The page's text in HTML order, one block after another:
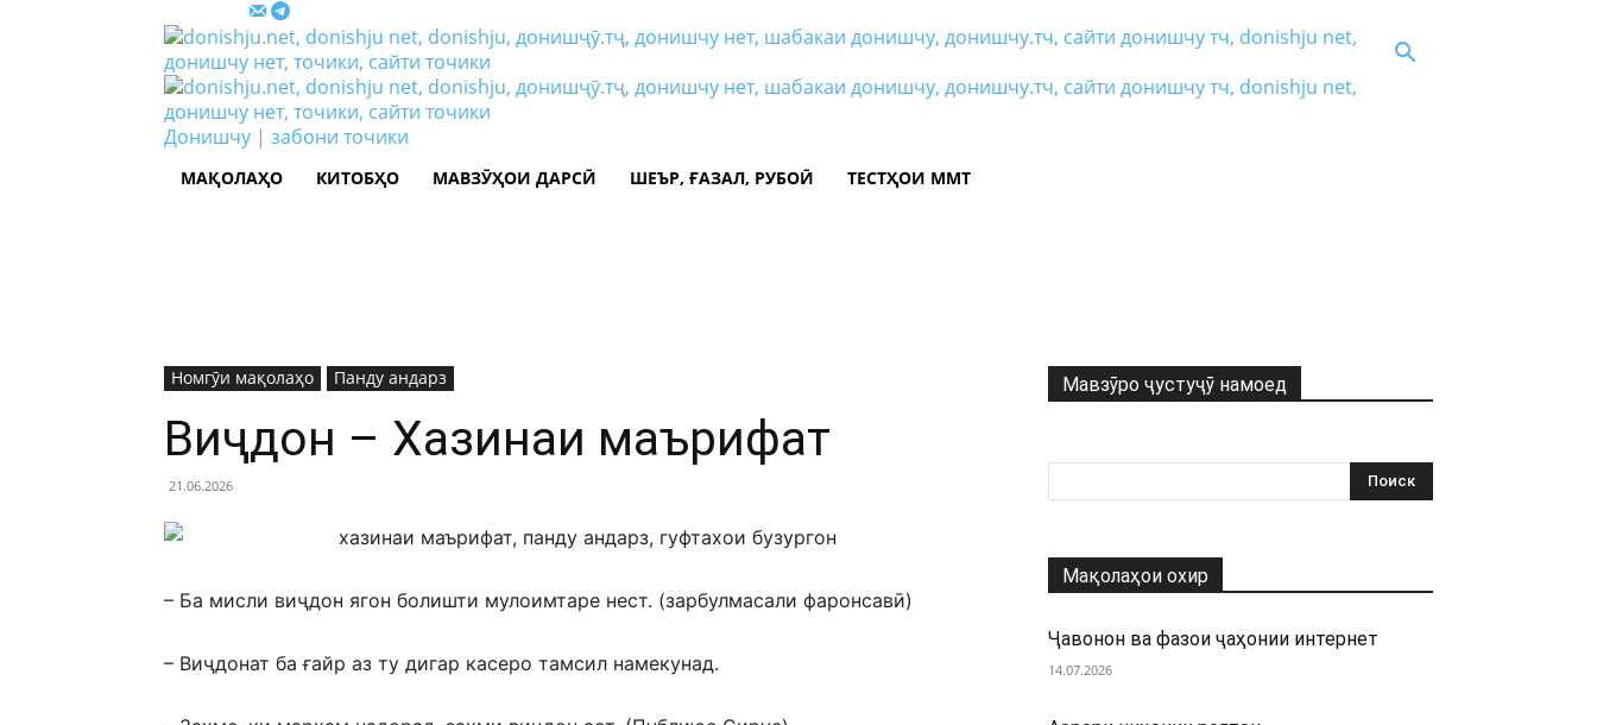
Донишчу | забони точики
МАҚОЛАҲО КИТОБҲО МАВЗӮҲОИ ДАРСӢ ШЕЪР, ҒАЗАЛ, РУБОӢ ТЕСТҲОИ ММТ
Номгӯи мақолаҳо Панду андарз
Виҷдон – Хазинаи маърифат
21.06.2026
– Ба мисли виҷдон ягон болишти мулоимтаре нест. (зарбулмасали фаронсавӣ)
– Виҷдонат ба ғайр аз ту дигар касеро тамсил намекунад.
Мавзӯро ҷустуҷӯ намоед
Мақолаҳои охир
Ҷавонон ва фазои ҷаҳонии интернет
14.07.2026